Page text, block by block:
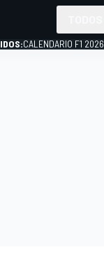
CALENDARIO F1 2026